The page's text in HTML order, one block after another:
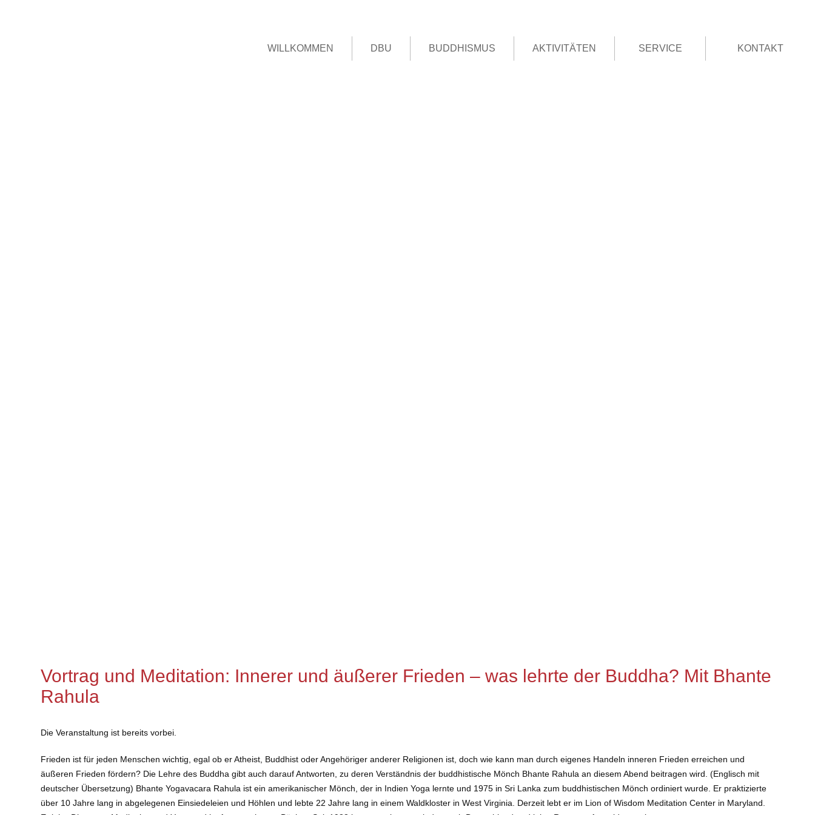
WILLKOMMEN DBU BUDDHISMUS AKTIVITÄTEN SERVICE KONTAKT
Vortrag und Meditation: Innerer und äußerer Frieden – was lehrte der Buddha? Mit Bhante
Rahula
Die Veranstaltung ist bereits vorbei.
Frieden ist für jeden Menschen wichtig, egal ob er Atheist, Buddhist oder Angehöriger anderer Religionen ist, doch wie kann man durch eigenes Handeln inneren Frieden erreichen und
äußeren Frieden fördern? Die Lehre des Buddha gibt auch darauf Antworten, zu deren Verständnis der buddhistische Mönch Bhante Rahula an diesem Abend beitragen wird. (Englisch mit
deutscher Übersetzung) Bhante Yogavacara Rahula ist ein amerikanischer Mönch, der in Indien Yoga lernte und 1975 in Sri Lanka zum buddhistischen Mönch ordiniert wurde. Er praktizierte
über 10 Jahre lang in abgelegenen Einsiedeleien und Höhlen und lebte 22 Jahre lang in einem Waldkloster in West Virginia. Derzeit lebt er im Lion of Wisdom Meditation Center in Maryland.